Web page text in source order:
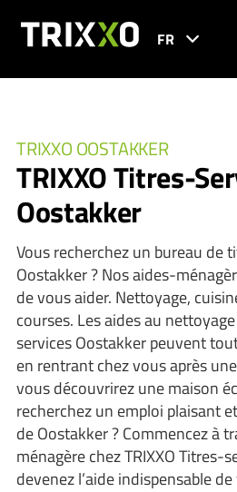
FR
TRIXXO OOSTAKKER
TRIXXO Titres-
Oostakker
Vous recherchez un bureau de
Oostakker ? Nos aides-
de vous aider. Nettoyage,
courses. Les aides au
services Oostakker peuvent
en rentrant chez vous après
vous découvrirez une maison
recherchez un emploi plaisant
de Oostakker ? Commencez à
ménagère chez TRIXXO Titres-
devenez l’aide indispensable